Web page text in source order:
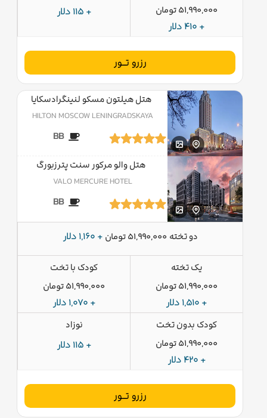
51,990,000 تومان
+ 410 دلار
+ 115 دلار
رزرو تــور
هتل هیلتون مسکو لنینگرادسکایا
HILTON MOSCOW LENINGRADSKAYA
BB
هتل والو مرکور سنت پترزبورگ
VALO MERCURE HOTEL
BB
دو تخته 51,990,000 تومان + 1,160 دلار
یک تخته
51,990,000 تومان
+ 1,510 دلار
کودک با تخت
51,990,000 تومان
+ 1,070 دلار
کودک بدون تخت
51,990,000 تومان
+ 420 دلار
نوزاد
+ 115 دلار
رزرو تــور